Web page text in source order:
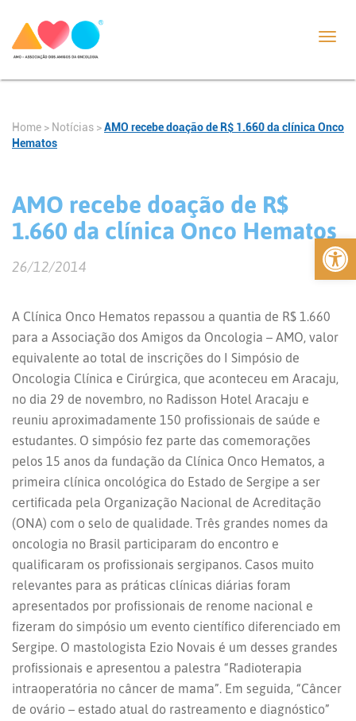
Abrir
Home > Notícias >AMO recebe doação de R$ 1.660 da clínica Onco
Hematos
AMO recebe doação de R$
1.660 da clínica Onco Hematos
26/12/2014
A Clínica Onco Hematos repassou a quantia de R$ 1.660
para a Associação dos Amigos da Oncologia – AMO, valor
equivalente ao total de inscrições do I Simpósio de
Oncologia Clínica e Cirúrgica, que aconteceu em Aracaju,
no dia 29 de novembro, no Radisson Hotel Aracaju e
reuniu aproximadamente 150 profissionais de saúde e
estudantes. O simpósio fez parte das comemorações
pelos 15 anos da fundação da Clínica Onco Hematos, a
primeira clínica oncológica do Estado de Sergipe a ser
certificada pela Organização Nacional de Acreditação
(ONA) com o selo de qualidade. Três grandes nomes da
oncologia no Brasil participaram do encontro e
qualificaram os profissionais sergipanos. Casos muito
relevantes para as práticas clínicas diárias foram
apresentados por profissionais de renome nacional e
fizeram do simpósio um evento científico diferenciado em
Sergipe. O mastologista Ezio Novais é um desses grandes
profissionais e apresentou a palestra “Radioterapia
intraoperatória no câncer de mama”. Em seguida, “Câncer
de ovário – estado atual do rastreamento e diagnóstico”